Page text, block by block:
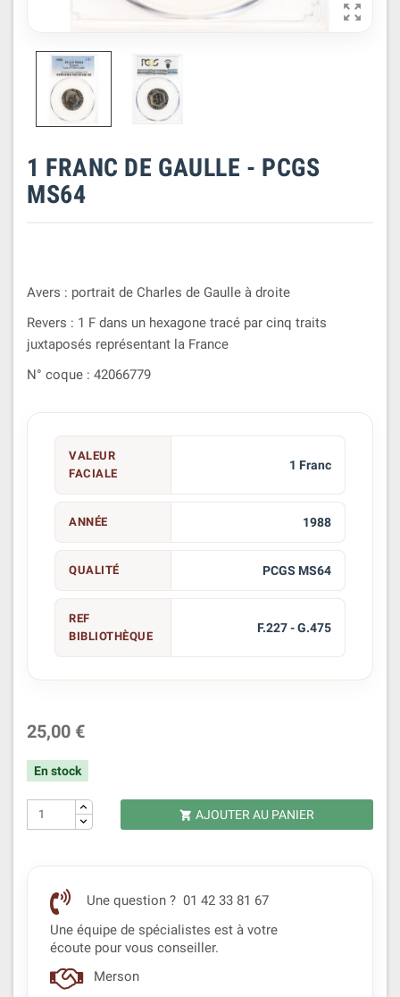

1 FRANC DE GAULLE - PCGS
MS64
Avers : portrait de Charles de Gaulle à droite
Revers : 1 F dans un hexagone tracé par cinq traits
juxtaposés représentant la France
N° coque : 42066779
VALEUR
FACIALE
1 Franc
ANNÉE 1988
QUALITÉ PCGS MS64
REF
BIBLIOTHÈQUE
F.227 - G.475
25,00 €
En stock
 AJOUTER AU PANIER
Une question ? 01 42 33 81 67
Une équipe de spécialistes est à votre
écoute pour vous conseiller.
Merson